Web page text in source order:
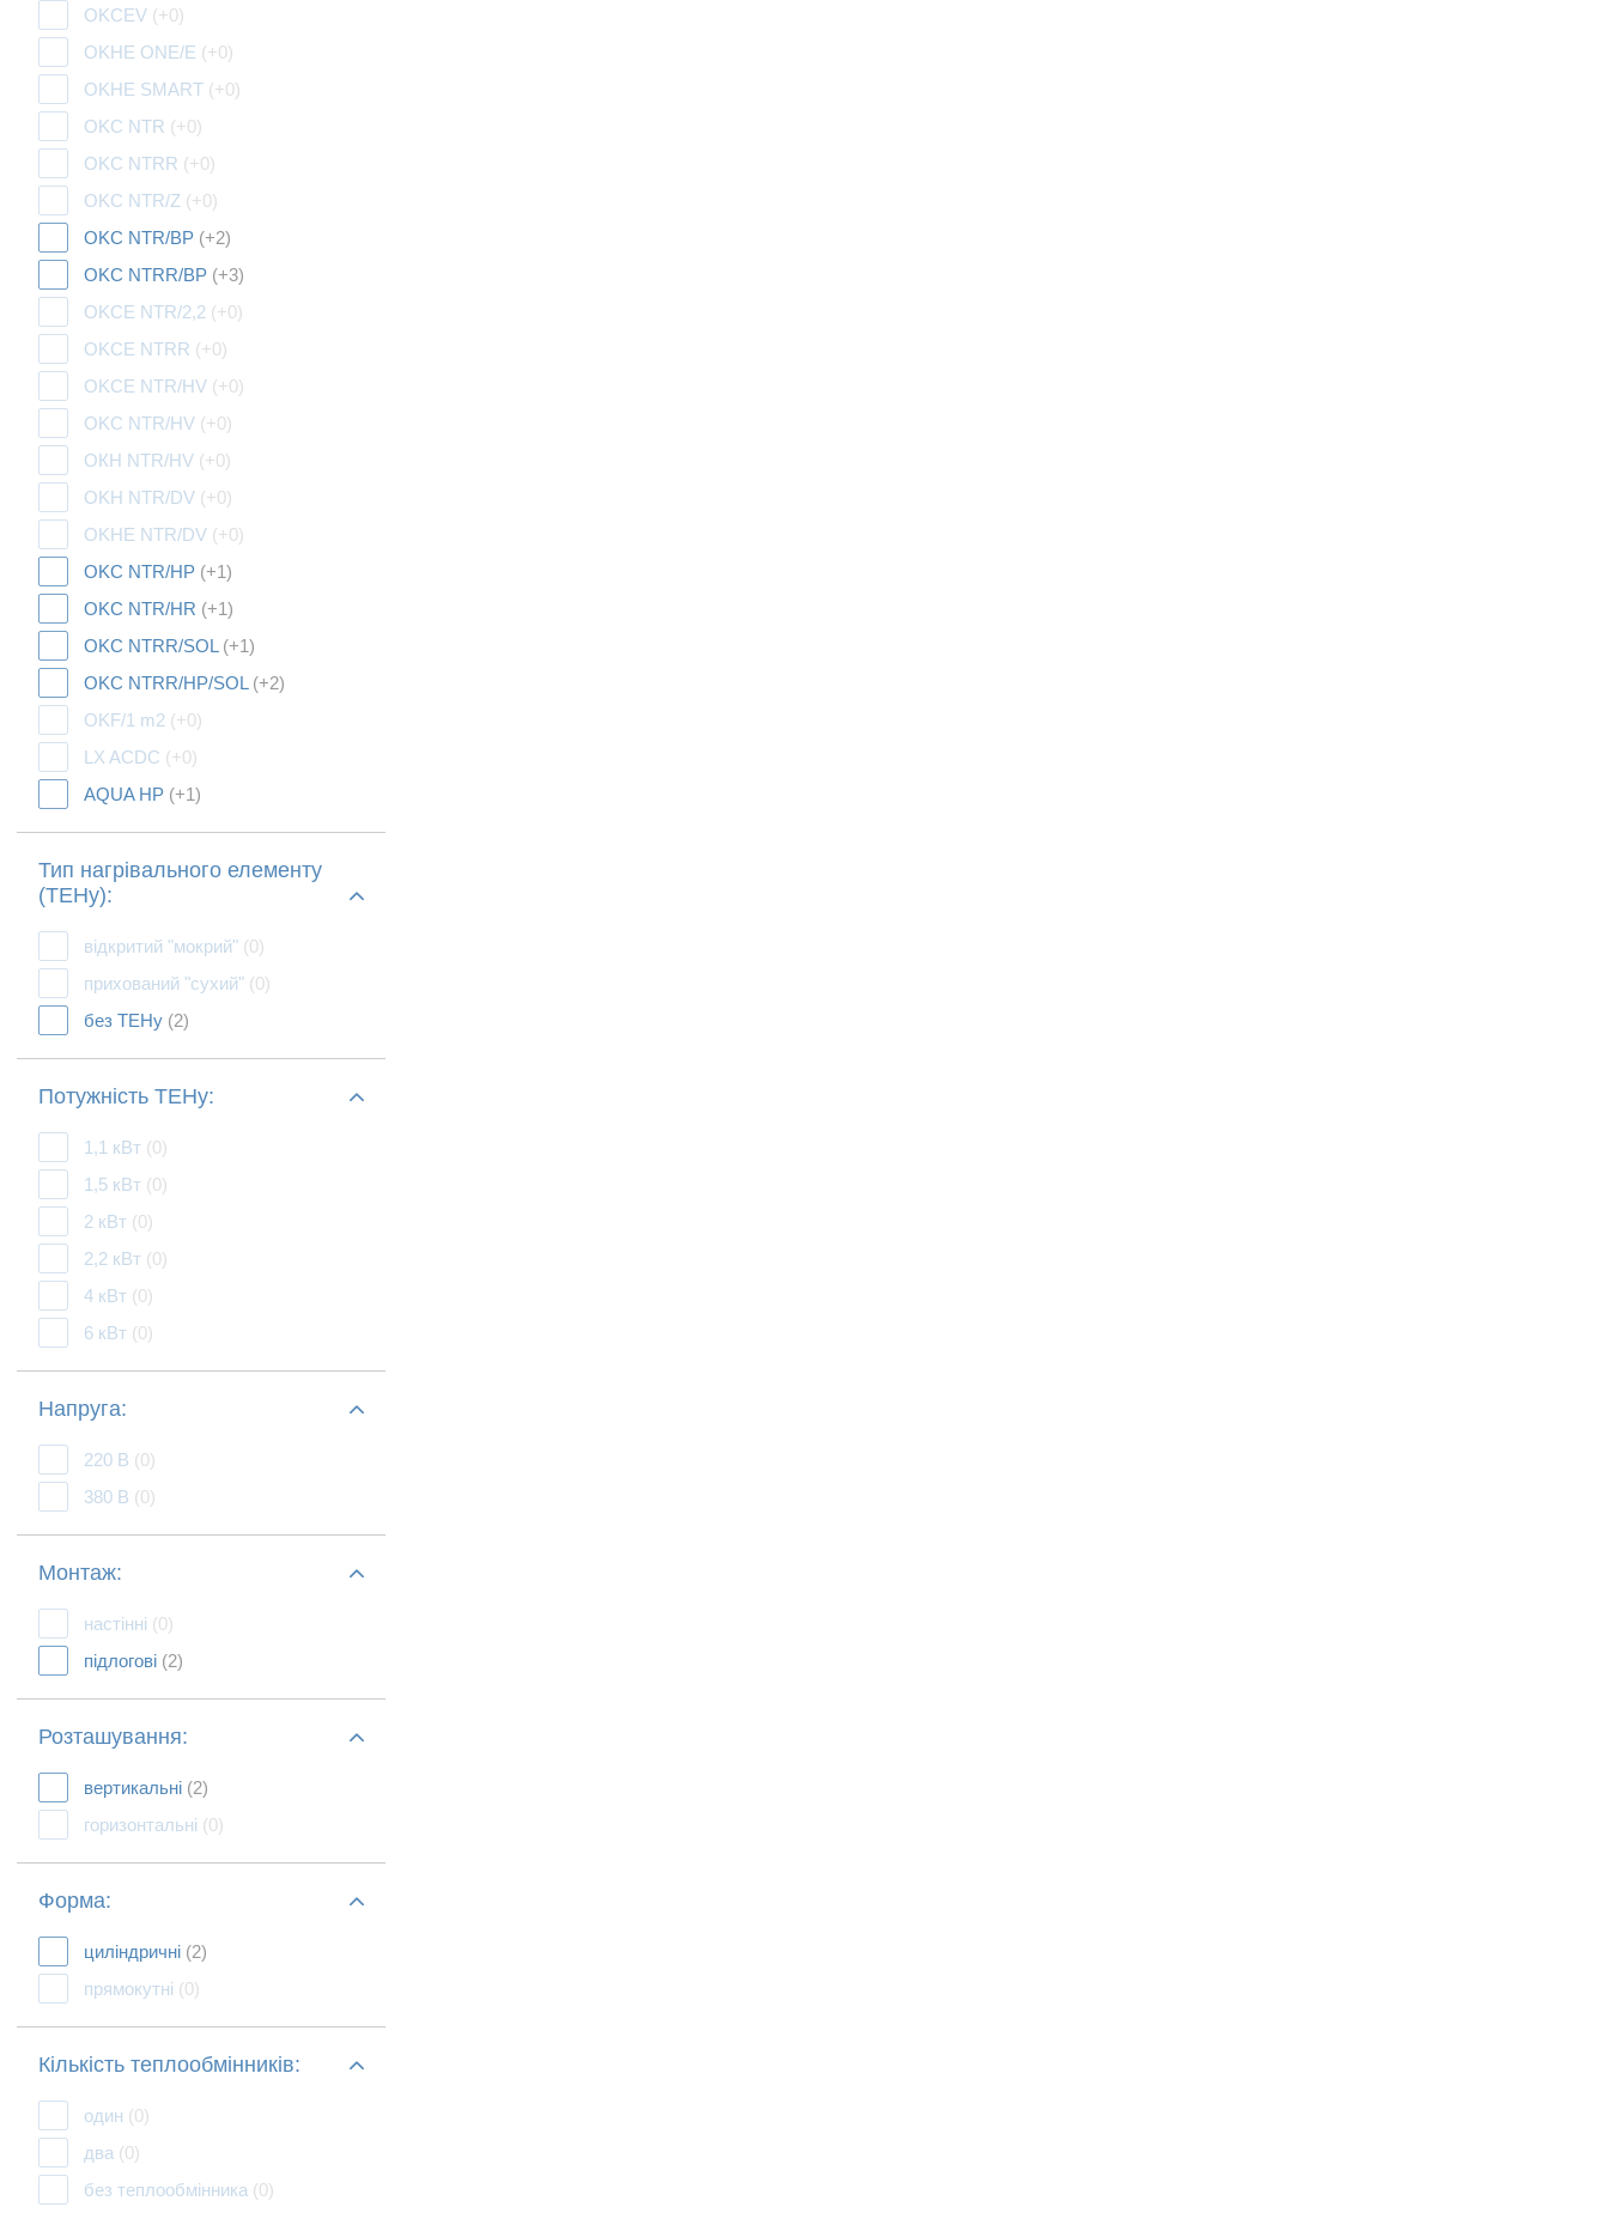
OKCEV (+0)
OKHE ONE/E (+0)
OKHE SMART (+0)
OKC NTR (+0)
OKC NTRR (+0)
OKC NTR/Z (+0)
OKC NTR/BP (+2)
OKC NTRR/BP (+3)
OKCE NTR/2,2 (+0)
OKCE NTRR (+0)
OKCE NTR/HV (+0)
OKC NTR/HV (+0)
ОКН NTR/HV (+0)
OKH NTR/DV (+0)
OKHE NTR/DV (+0)
OKC NTR/HP (+1)
OKC NTR/HR (+1)
OKC NTRR/SOL (+1)
OKC NTRR/HP/SOL (+2)
OKF/1 m2 (+0)
LX ACDC (+0)
AQUA HP (+1)
Тип нагрівального елементу
(ТЕНу):
відкритий "мокрий" (0)
прихований "сухий" (0)
без ТЕНу (2)
Потужність ТЕНу:
1,1 кВт (0)
1,5 кВт (0)
2 кВт (0)
2,2 кВт (0)
4 кВт (0)
6 кВт (0)
Напруга:
220 В (0)
380 В (0)
Монтаж:
настінні (0)
підлогові (2)
Розташування:
вертикальні (2)
горизонтальні (0)
Форма:
циліндричні (2)
прямокутні (0)
Кількість теплообмінників:
один (0)
два (0)
без теплообмінника (0)